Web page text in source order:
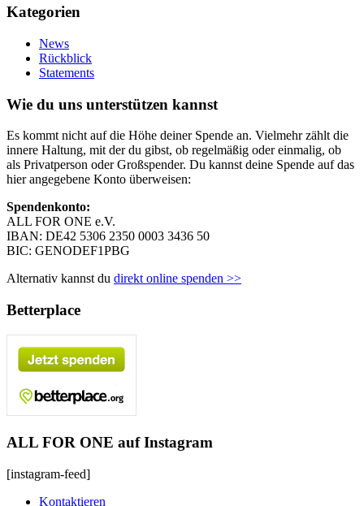
Kategorien
News
Rückblick
Statements
Wie du uns unterstützen kannst
Es kommt nicht auf die Höhe deiner Spende an. Vielmehr zählt die
innere Haltung, mit der du gibst, ob regelmäßig oder einmalig, ob
als Privatperson oder Großspender. Du kannst deine Spende auf das
hier angegebene Konto überweisen:
Spendenkonto:
ALL FOR ONE e.V.
IBAN: DE42 5306 2350 0003 3436 50
BIC: GENODEF1PBG
Alternativ kannst du direkt online spenden >>
Betterplace
ALL FOR ONE auf Instagram
[instagram-feed]
Kontaktieren